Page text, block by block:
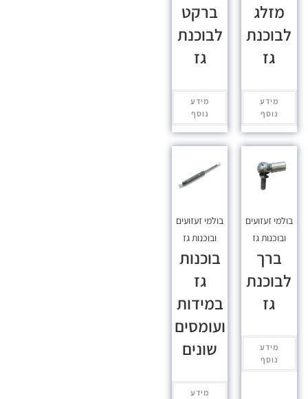
מזלג
לבוכנת
גז
מידע
נוסף
ברקט
לבוכנת
גז
מידע
נוסף
בולמי זעזועים
ובוכנות גז
ברך
לבוכנת
גז
מידע
נוסף
בולמי זעזועים
ובוכנות גז
בוכנות
גז
במידות
ועומסים
שונים
מידע